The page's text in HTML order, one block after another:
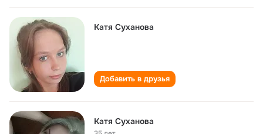
Катя Суханова
Добавить в друзья
Катя Суханова